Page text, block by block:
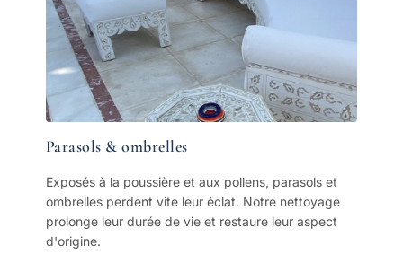
Parasols & ombrelles
Exposés à la poussière et aux pollens, parasols et
ombrelles perdent vite leur éclat. Notre nettoyage
prolonge leur durée de vie et restaure leur aspect
d'origine.